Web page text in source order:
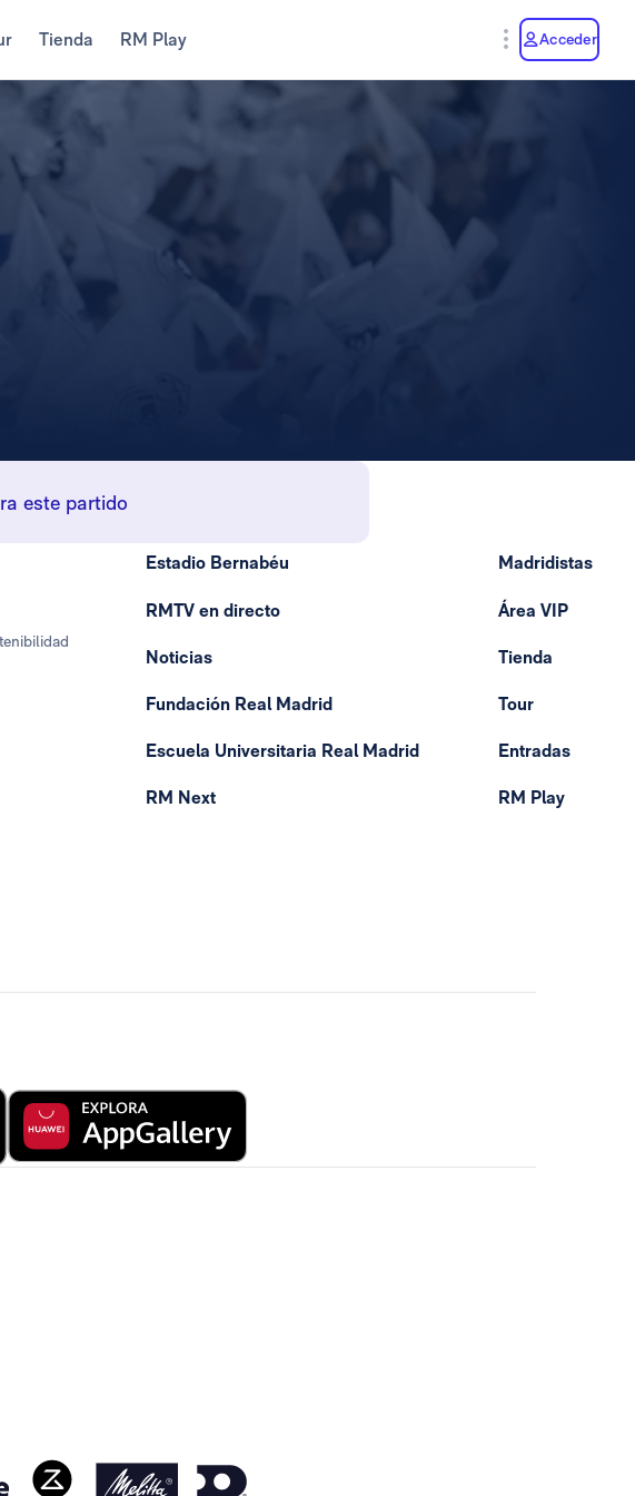
Tienda RM Play Acceder
este partido
Estadio Bernabéu
RMTV en directo
Noticias
Fundación Real Madrid
Escuela Universitaria Real Madrid
RM Next
Madridistas
Área VIP
Tienda
Tour
Entradas
RM Play